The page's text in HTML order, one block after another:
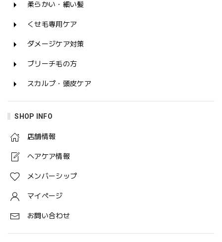
柔らかい・細い髪
くせ毛専用ケア
ダメージケア対策
ブリーチ毛の方
スカルプ・頭皮ケア
SHOP INFO
店舗情報
ヘアケア情報
メンバーシップ
マイページ
お問い合わせ